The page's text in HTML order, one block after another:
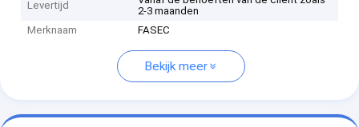
Levertijd
2-3 maanden
Merknaam
FASEC
Bekijk meer